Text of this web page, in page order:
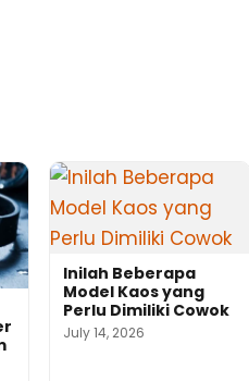
Inilah Beberapa
Model Kaos yang
Perlu Dimiliki Cowok
July 14, 2026